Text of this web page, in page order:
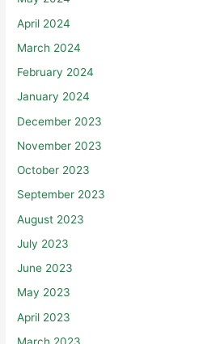
May 2024
April 2024
March 2024
February 2024
January 2024
December 2023
November 2023
October 2023
September 2023
August 2023
July 2023
June 2023
May 2023
April 2023